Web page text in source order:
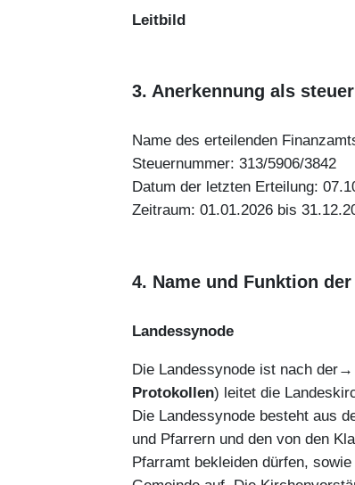
Leitbild
3. Anerkennung als
Name des erteilenden
Steuernummer: 313/5906/3842
Datum der letzten Erteilung:
Zeitraum: 01.01.2026 bis
4. Name und Funktion
Landessynode
Die Landessynode ist nach der→
Protokollen) leitet die
Die Landessynode besteht aus
und Pfarrern und den von den
Pfarramt bekleiden dürfen,